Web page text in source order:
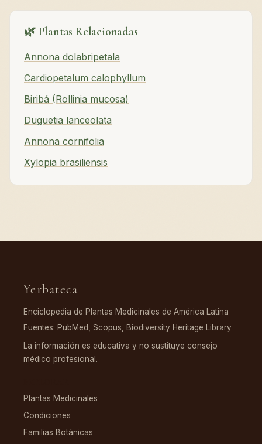
🌿 Plantas Relacionadas
Annona dolabripetala
Cardiopetalum calophyllum
Biribá (Rollinia mucosa)
Duguetia lanceolata
Annona cornifolia
Xylopia brasiliensis
Yerbateca
Enciclopedia de Plantas Medicinales de América Latina
Fuentes: PubMed, Scopus, Biodiversity Heritage Library
La información es educativa y no sustituye consejo
médico profesional.
Plantas Medicinales
Condiciones
Familias Botánicas